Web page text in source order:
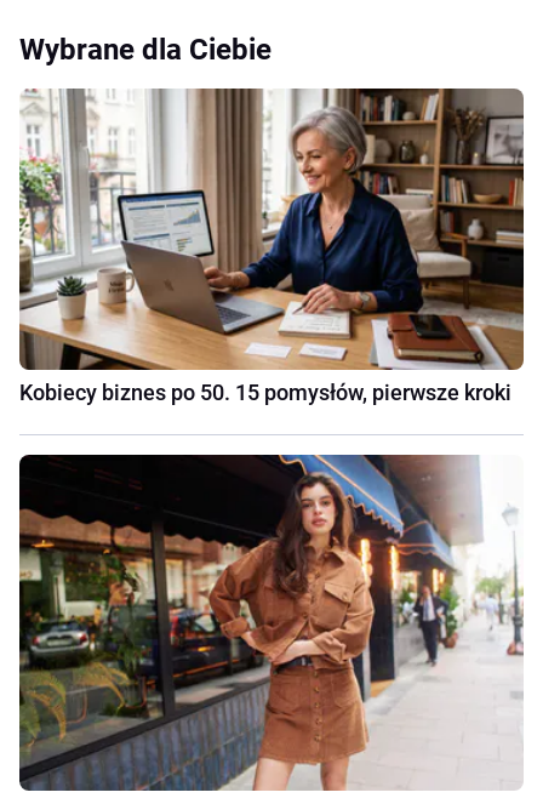
Wybrane dla Ciebie
Kobiecy biznes po 50. 15 pomysłów, pierwsze kroki